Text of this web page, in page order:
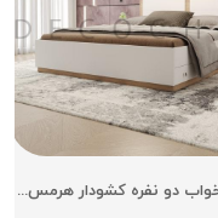
تخت خواب دو نفره کشودار هرمس عرض 160